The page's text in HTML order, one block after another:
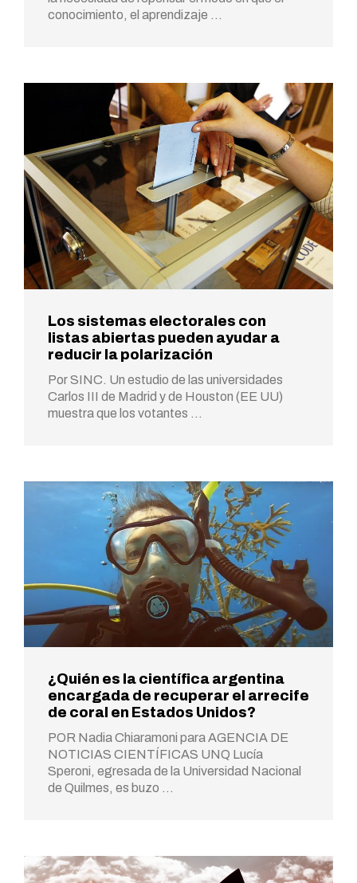
conocimiento, el aprendizaje …
Los sistemas electorales con
listas abiertas pueden ayudar a
reducir la polarización
Por SINC. Un estudio de las universidades
Carlos III de Madrid y de Houston (EE UU)
muestra que los votantes …
¿Quién es la científica argentina
encargada de recuperar el arrecife
de coral en Estados Unidos?
POR Nadia Chiaramoni para AGENCIA DE
NOTICIAS CIENTÍFICAS UNQ Lucía
Speroni, egresada de la Universidad Nacional
de Quilmes, es buzo …